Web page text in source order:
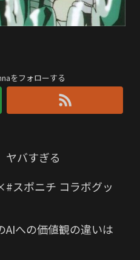
をフォローする
ヤバすぎる
スポニチ コラボグッ
AIへの価値観の違いは